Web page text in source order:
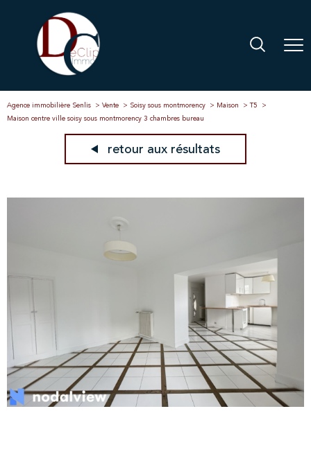
Agence immobilière Senlis Vente Soisy sous montmorency Maison
T5
Maison centre ville soisy sous montmorency 3 chambres bureau
retour aux résultats